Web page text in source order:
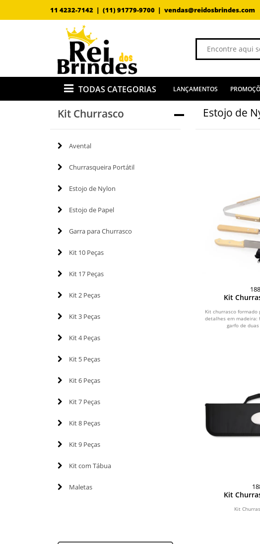
11 4232-7142 | (11) 91779-9700 | vendas@reidosbrindes.com
TODAS CATEGORIAS LANÇAMENTOS
Kit Churrasco
Avental
Churrasqueira Portátil
Estojo de Nylon
Estojo de Papel
Garra para Churrasco
Kit 10 Peças
Kit 17 Peças
Kit 2 Peças
Kit 3 Peças
Kit 4 Peças
Kit 5 Peças
Kit 6 Peças
Kit 7 Peças
Kit 8 Peças
Kit 9 Peças
Kit com Tábua
Maletas
Estojo de
Kit
Kit churrasco
detalhes em madeira:
garfo de
Kit
Kit